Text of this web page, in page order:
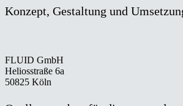
Konzept, Gestaltung und
FLUID GmbH
Heliosstraße 6a
50825 Köln